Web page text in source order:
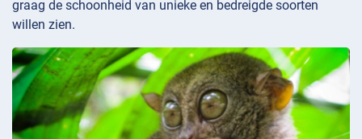
graag de schoonheid van unieke en bedreigde soorten
willen zien.